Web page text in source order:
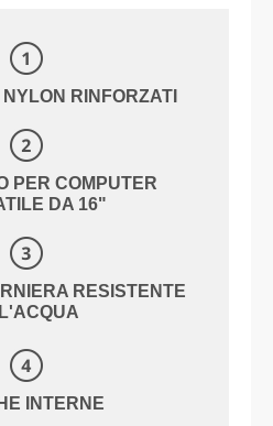
RINFORZATI
PER COMPUTER
DA 16"
RESISTENTE
INTERNE